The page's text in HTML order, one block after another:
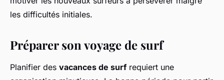
les difficultés initiales.
Préparer son voyage de surf
Planifier des vacances de surfrequiert une